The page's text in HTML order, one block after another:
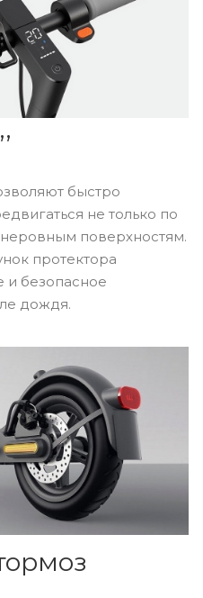
быстро
не только по
поверхностям.
протектора
и безопасное
дождя.